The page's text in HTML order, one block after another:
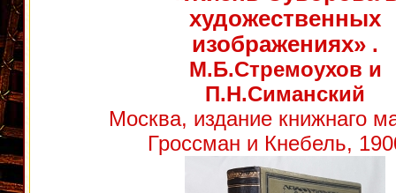
художественных
изображениях» .
М.Б.Стремоухов и
П.Н.Симанский
Москва, издание книжнаго
Гроссман и Кнебель,